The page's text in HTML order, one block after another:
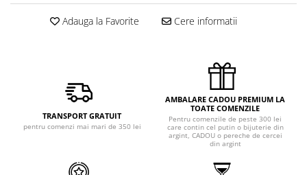
Adauga la Favorite Cere informatii
TRANSPORT GRATUIT
pentru comenzi mai mari de 350 lei
AMBALARE CADOU PREMIUM LA
TOATE COMENZILE
Pentru comenzile de peste 300 lei
care contin cel putin o bijuterie din
argint, CADOU o pereche de cercei
din argint